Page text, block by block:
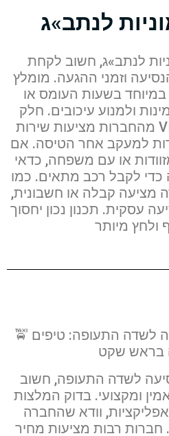
לנתב»ג
לנתב»ג, חשוב לקחת
וזמני ההגעה. מומלץ
במיוחד בשעות העומס או
ולמנוע עיכובים. חלק
מהחברות מציעות שירות VIP עם רכבים מרווחים,
למעקב אחר הטיסה. אם
או עם משפחה, כדאי
כדי לקבל רכב מתאים. כמו
מציעה קבלה או חשבונית,
עסקית. תכנון נכון יחסוך
🚖 איך לבחור מונית אמינה לשדה התעופה: טיפים
בראש שקט
לשדה התעופה, חשוב
ומקצועי. בדוק המלצות
וודא שהחברה
חברות רבות מציעות מחיר